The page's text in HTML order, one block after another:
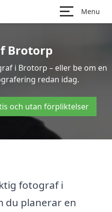
Menu
Brotorp
i Brotorp – eller be om en
redan idag.
och utan förpliktelser
fotograf i
du planerar en